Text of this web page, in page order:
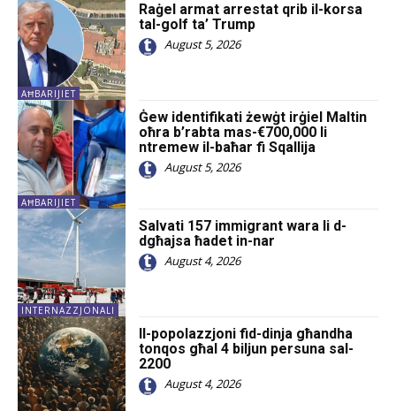
AĦBARIJIET
Raġel armat arrestat qrib il-korsa
tal-golf ta’ Trump
August 5, 2026
AĦBARIJIET
Ġew identifikati żewġt irġiel Maltin
oħra b’rabta mas-€700,000 li
ntremew il-baħar fi Sqallija
August 5, 2026
INTERNAZZJONALI
Salvati 157 immigrant wara li d-
dgħajsa ħadet in-nar
August 4, 2026
Il-popolazzjoni fid-dinja għandha
tonqos għal 4 biljun persuna sal-
2200
August 4, 2026